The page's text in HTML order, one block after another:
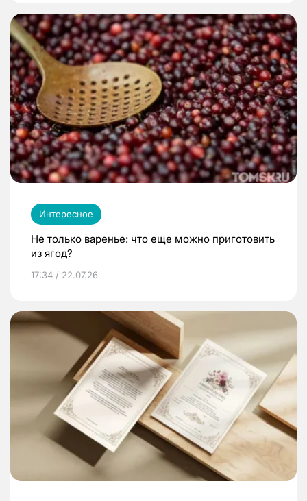
Интересное
Не только варенье: что еще можно приготовить
из ягод?
17:34 / 22.07.26